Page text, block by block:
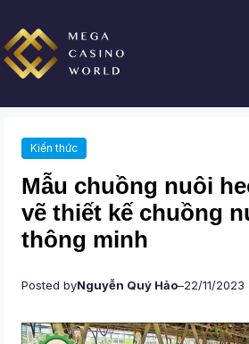
đến
phần
nội
dung
Kiến thức
Mẫu chuồng nuôi
vẽ thiết kế chuồng
thông minh
Posted byNguyễn Quý Hảo–22/11/2023